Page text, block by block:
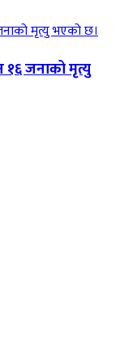
१६ जनाको मृत्यु